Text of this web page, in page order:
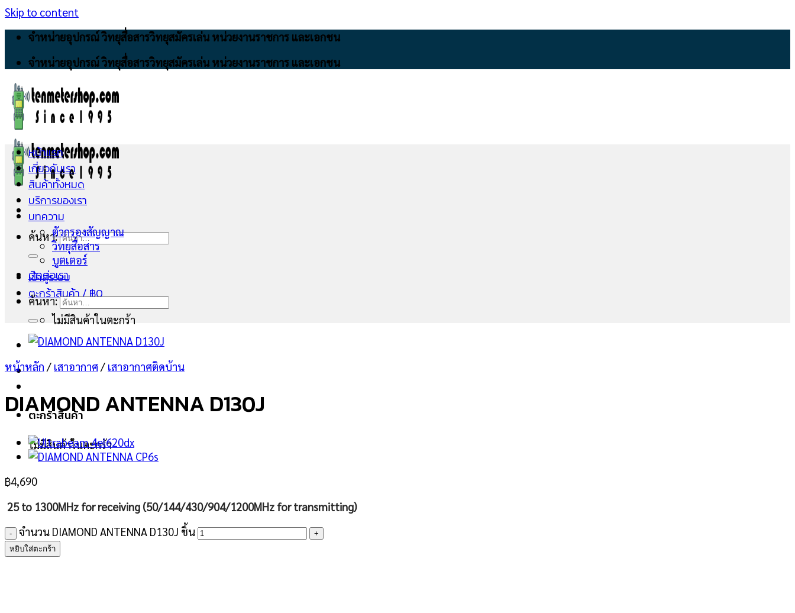
Skip to content
จำหน่ายอุปกรณ์ วิทยุสื่อสารวิทยุสมัครเล่น หน่วยงานราชการ และเอกชน
จำหน่ายอุปกรณ์ วิทยุสื่อสารวิทยุสมัครเล่น หน่วยงานราชการ และเอกชน
ค้นหา:
เข้าสู่ระบบ
ตะกร้าสินค้า /฿0
ไม่มีสินค้าในตะกร้า
ตะกร้าสินค้า
ไม่มีสินค้าในตะกร้า
หน้าแรก
เกี่ยวกับเรา
สินค้าทั้งหมด
บริการของเรา
บทความ
ตัวกรองสัญญาณ
วิทยุสื่อสาร
บูตเตอร์
ติดต่อเรา
ค้นหา:
หน้าหลัก / เสาอากาศ / เสาอากาศติดบ้าน
DIAMOND ANTENNA D130J
฿4,690
25 to 1300MHz for receiving (50/144/430/904/1200MHz for transmitting)
จำนวน DIAMOND ANTENNA D130J ชิ้น
หยิบใส่ตะกร้า